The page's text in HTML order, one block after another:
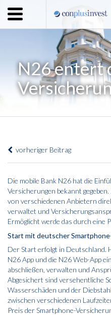
Menu
Home
Leistungen
Immobilienangebote
Kontakt
N26 entert
vorheriger Beitrag
Die mobile Bank N26 hat die
Versicherungen bekannt
von verschiedenen Anbietern
verwaltet und
Ermöglicht werde das durch eine
Start mit deutscher
Der Start erfolgt in Deutschland.
N26 App und die N26 Web-App
abschließen, verwalten und
Abgesichert sind versehentliche
Wasserschäden und der
zwischen verschiedenen
Preis der Smartphone-